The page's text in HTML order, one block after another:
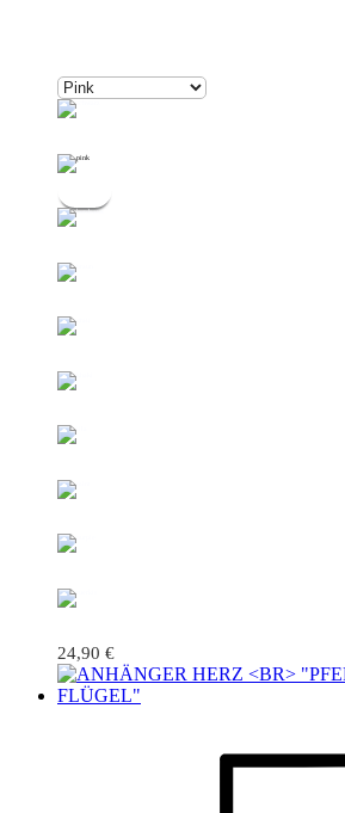
24,90 €